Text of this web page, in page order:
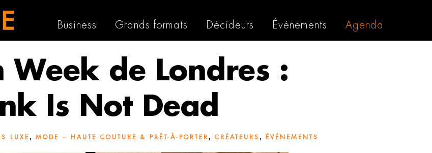
Business Grands formats Décideurs Événements Agenda
Week de Londres :
Is Not Dead
LUXE, MODE – HAUTE COUTURE & PRÊT-À-PORTER , CRÉATEURS , ÉVÉNEMENTS